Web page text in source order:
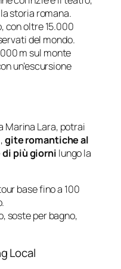
storia romana.
con oltre 15.000
del mondo.
m sul monte
un’escursione
Marina Lara, potrai
,gite romantiche al
più giorni lungo la
base fino a 100
soste per bagno,
Local